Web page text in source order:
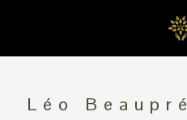
Léo Beaupré